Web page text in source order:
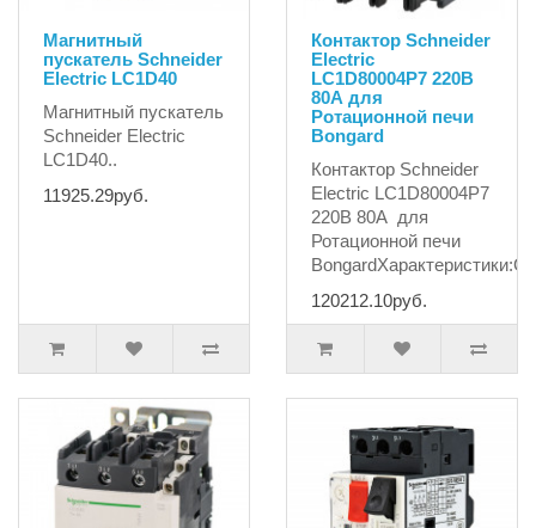
Магнитный
пускатель Schneider
Electric LC1D40
Магнитный пускатель
Schneider Electric
LC1D40..
11925.29руб.
Контактор Schneider
Electric
LC1D80004P7 220В
80А для
Ротационной печи
Bongard
Контактор Schneider
Electric LC1D80004P7
220В 80А для
Ротационной печи
BongardХарактеристики:С..
120212.10руб.